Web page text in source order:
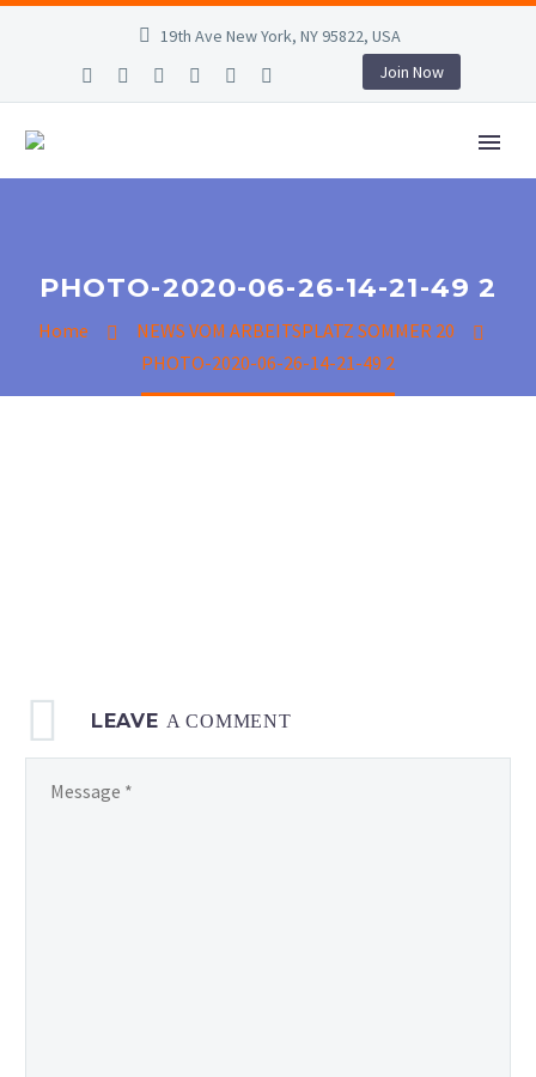
19th Ave New York, NY 95822, USA
Join Now
PHOTO-2020-06-26-14-21-49 2
Home
NEWS VOM ARBEITSPLATZ SOMMER 20
PHOTO-2020-06-26-14-21-49 2
LEAVE A COMMENT